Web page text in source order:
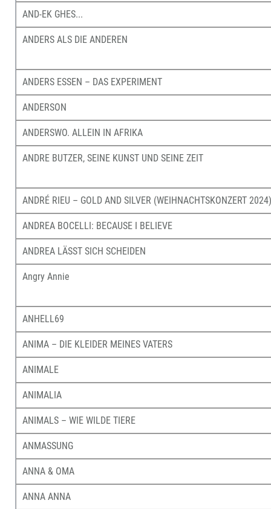
AND-EK GHES...
ANDERS ALS DIE ANDEREN
ANDERS ESSEN – DAS EXPERIMENT
ANDERSON
ANDERSWO. ALLEIN IN AFRIKA
ANDRE BUTZER, SEINE KUNST UND SEINE ZEIT
ANDRÉ RIEU – GOLD AND SILVER (WEIHNACHTSKONZERT 2024)
ANDREA BOCELLI: BECAUSE I BELIEVE
ANDREA LÄSST SICH SCHEIDEN
Angry Annie
ANHELL69
ANIMA – DIE KLEIDER MEINES VATERS
ANIMALE
ANIMALIA
ANIMALS – WIE WILDE TIERE
ANMASSUNG
ANNA & OMA
ANNA ANNA